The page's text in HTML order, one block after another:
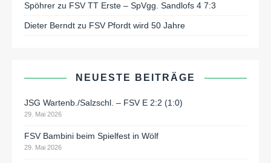
Spöhrer zu FSV TT Erste – SpVgg. Sandlofs 4 7:3
Dieter Berndt zu FSV Pfordt wird 50 Jahre
NEUESTE BEITRÄGE
JSG Wartenb./Salzschl. – FSV E 2:2 (1:0)
29. Mai 2026
FSV Bambini beim Spielfest in Wölf
29. Mai 2026